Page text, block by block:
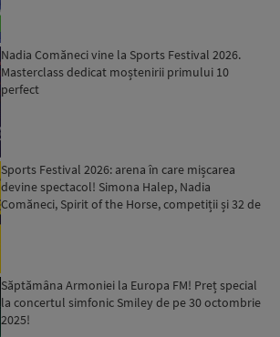
Nadia Comăneci vine la Sports Festival 2026.
Masterclass dedicat moștenirii primului 10
perfect
Sports Festival 2026: arena în care mișcarea
devine spectacol! Simona Halep, Nadia
Comăneci, Spirit of the Horse, competiții și 32 de
Săptămâna Armoniei la Europa FM! Preț special
la concertul simfonic Smiley de pe 30 octombrie
2025!